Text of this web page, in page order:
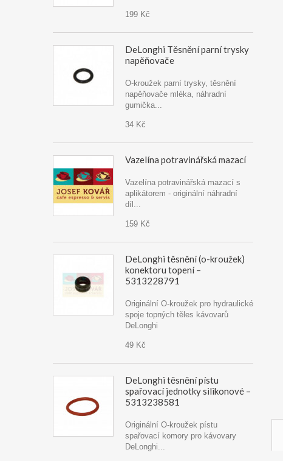
199 Kč
DeLonghi Těsnění parní trysky
napěňovače
O-kroužek parní trysky, těsnění
napěňovače mléka, náhradní
gumička...
34 Kč
Vazelína potravinářská mazací
Vazelína potravinářská mazací s
aplikátorem - originální náhradní
díl...
159 Kč
DeLonghi těsnění (o-kroužek)
konektoru topení –
5313228791
Originální O-kroužek pro hydraulické
spoje topných těles kávovarů
DeLonghi
49 Kč
DeLonghi těsnění pístu
spařovací jednotky silikonové –
5313238581
Originální O-kroužek pístu
spařovací komory pro kávovary
DeLonghi...